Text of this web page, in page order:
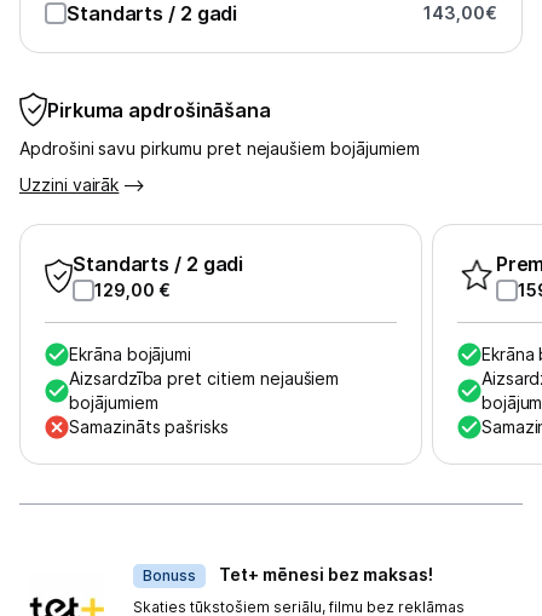
Informācija
Pirkuma apdrošināšana
Apdrošini savu pirkumu pret nejaušiem bojājumiem
Uzzini vairāk
Standarts / 2 gadi
129,00 €
Ekrāna bojājumi
Aizsardzība pret citiem nejaušiem
bojājumiem
Samazināts pašrisks
Ekrāna
Standarts / 2 gadi 143,00€
Bonuss Tet+ mēnesi bez maksas!
Skaties tūkstošiem seriālu, filmu bez reklāmas